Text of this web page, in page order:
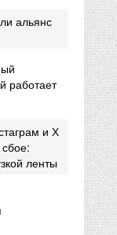
альянс
работает
и Х
ленты